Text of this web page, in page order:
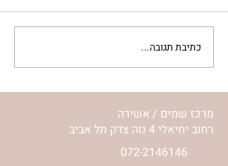
מתגעגעות לבית המפגש,
השיעור לתשעה באב | הר'
ימימה מזרחי
כתיבת תגובה...
מרכז שמים / אשירה
רחוב יחיאלי 4 נוה צדק תל אביב
072-2146146